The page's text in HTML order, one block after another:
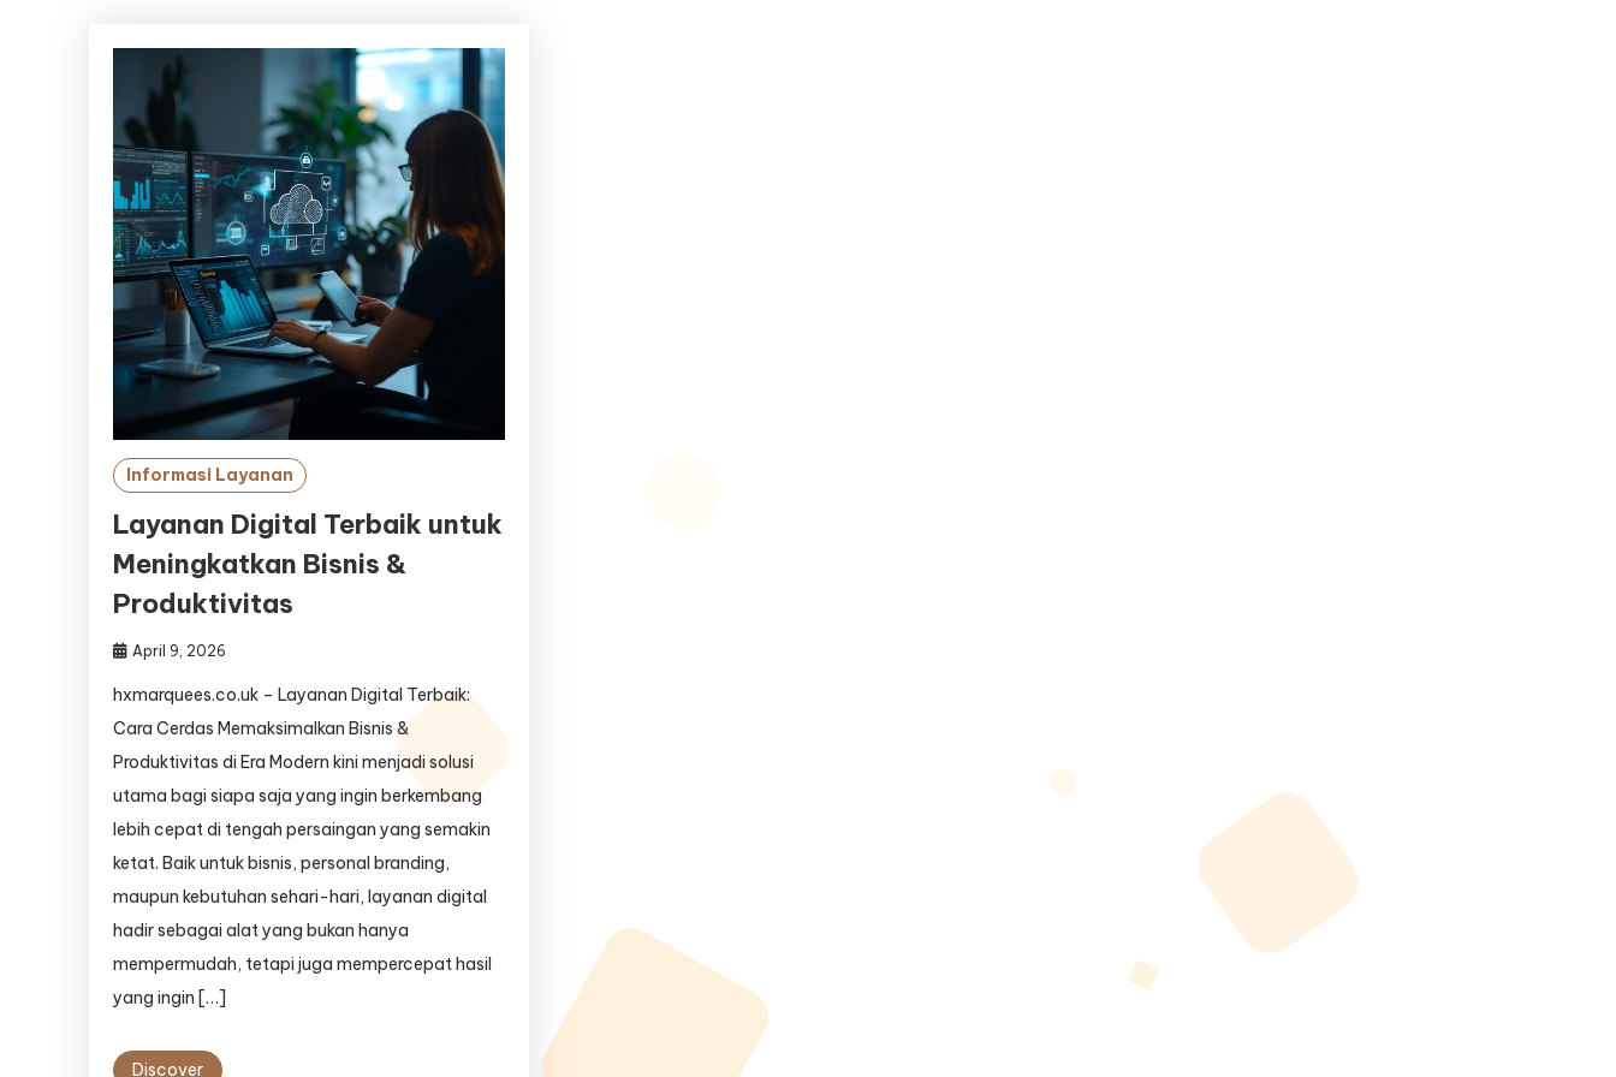
Informasi Layanan
Layanan Digital Terbaik untuk
Meningkatkan Bisnis &
Produktivitas
April 9, 2026
hxmarquees.co.uk – Layanan Digital Terbaik:
Cara Cerdas Memaksimalkan Bisnis &
Produktivitas di Era Modern kini menjadi solusi
utama bagi siapa saja yang ingin berkembang
lebih cepat di tengah persaingan yang semakin
ketat. Baik untuk bisnis, personal branding,
maupun kebutuhan sehari-hari, layanan digital
hadir sebagai alat yang bukan hanya
mempermudah, tetapi juga mempercepat hasil
yang ingin […]
Discover